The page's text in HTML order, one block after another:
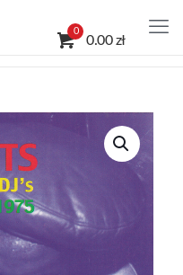
0
0.00 zł